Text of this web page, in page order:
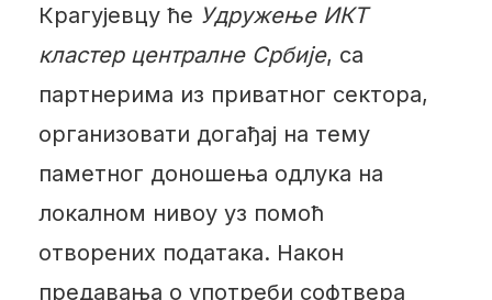
Крагујевцу ће Удружење ИКТ
кластер централне Србије, са
партнерима из приватног сектора,
организовати догађај на тему
паметног доношења одлука на
локалном нивоу уз помоћ
отворених података. Након
предавања о употреби софтвера